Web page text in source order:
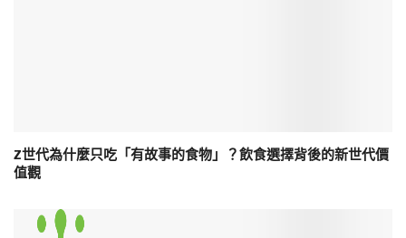
Z世代為什麼只吃「有故事的食物」？飲食選擇背後的新世代價
值觀